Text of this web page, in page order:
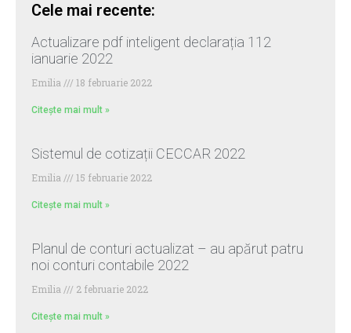
Cele mai recente:
Actualizare pdf inteligent declarația 112
ianuarie 2022
Emilia 18 februarie 2022
Citește mai mult »
Sistemul de cotizații CECCAR 2022
Emilia 15 februarie 2022
Citește mai mult »
Planul de conturi actualizat – au apărut patru
noi conturi contabile 2022
Emilia 2 februarie 2022
Citește mai mult »